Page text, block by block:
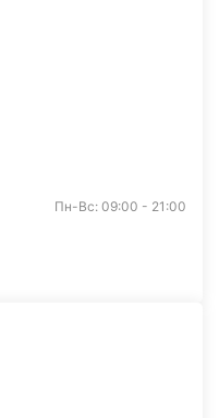
Пн-Вс: 09:00 - 21:00